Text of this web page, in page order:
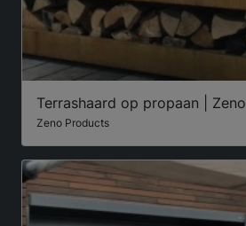
Terrashaard op propaan | Zeno
Zeno Products